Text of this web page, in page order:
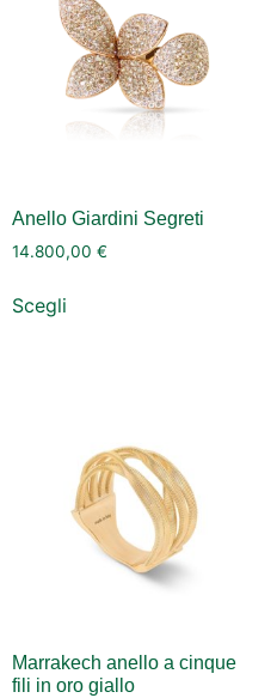
Anello Giardini Segreti
14.800,00 €
Scegli
Marrakech anello a cinque
fili in oro giallo